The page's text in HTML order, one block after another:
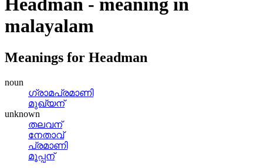
Headman - meaning in
malayalam
Meanings for Headman
noun
ഗ്രാമപ്രമാണി
മുഖ്യന്
unknown
തലവന്
നേതാവ്
പ്രമാണി
മൂപ്പന്